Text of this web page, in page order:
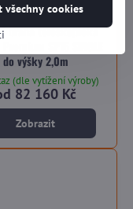
brána teleskopická
do výšky 2,0m
(dle vytížení výroby)
82 160 Kč
Zobrazit
všechny cookies